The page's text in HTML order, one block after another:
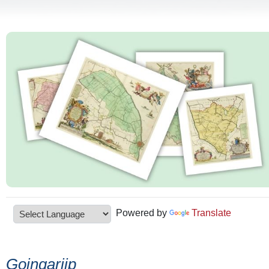
Powered by Translate
Goingarijp